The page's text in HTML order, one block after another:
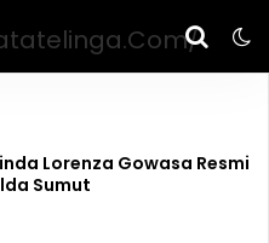
Lorenza Gowasa Resmi
Sumut